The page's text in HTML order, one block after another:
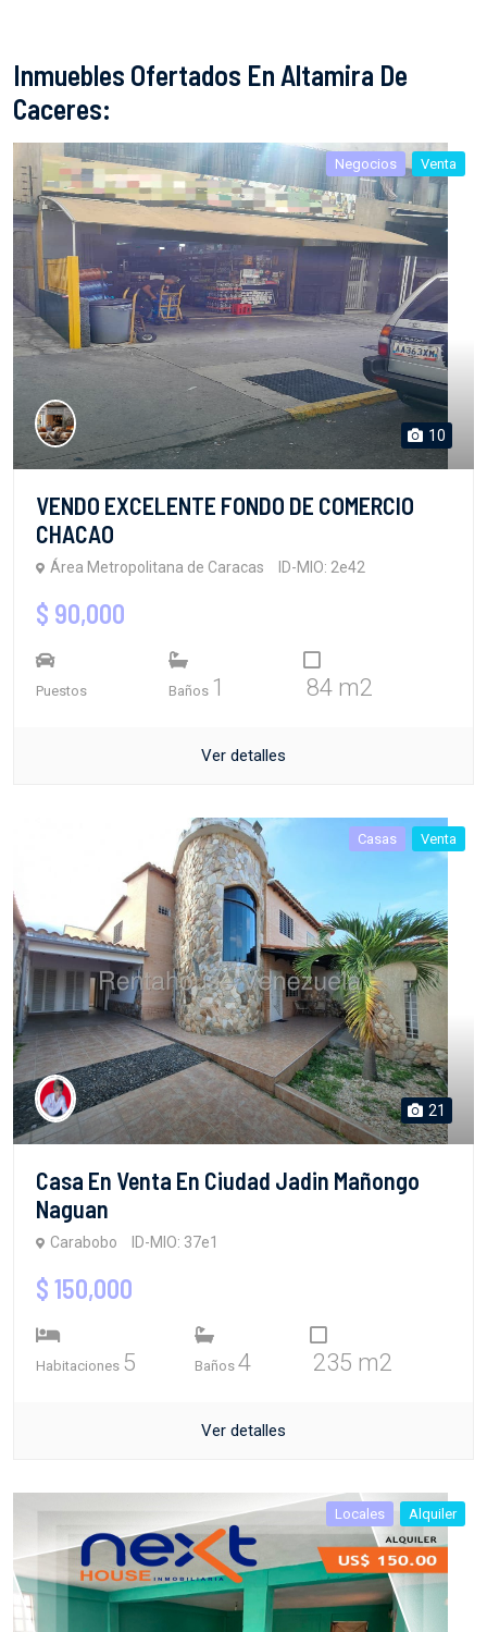
Inmuebles Ofertados En Altamira De
Caceres:
Negocios Venta
10
VENDO EXCELENTE FONDO DE COMERCIO
CHACAO
Área Metropolitana de Caracas ID-MIO: 2e42
$ 90,000
Puestos Baños 1 84 m2
Ver detalles
Casas Venta
21
Casa En Venta En Ciudad Jadin Mañongo
Naguan
Carabobo ID-MIO: 37e1
$ 150,000
Habitaciones 5 Baños 4 235 m2
Ver detalles
Locales Alquiler